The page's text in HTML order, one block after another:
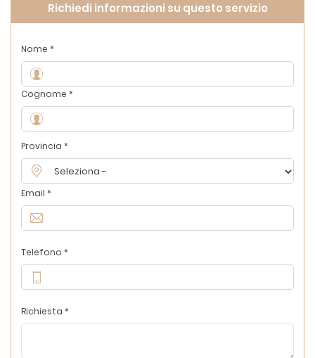
Richiedi informazioni su questo servizio
Nome *
Cognome *
Provincia *
Email *
Telefono *
Richiesta *